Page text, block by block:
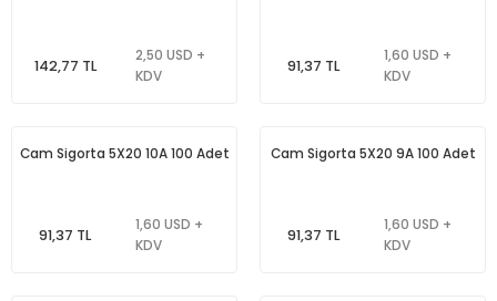
142,77 TL
2,50 USD +
KDV
91,37 TL
1,60 USD +
KDV
Cam Sigorta 5X20 10A 100 Adet
91,37 TL
1,60 USD +
KDV
Cam Sigorta 5X20 9A 100 Adet
91,37 TL
1,60 USD +
KDV